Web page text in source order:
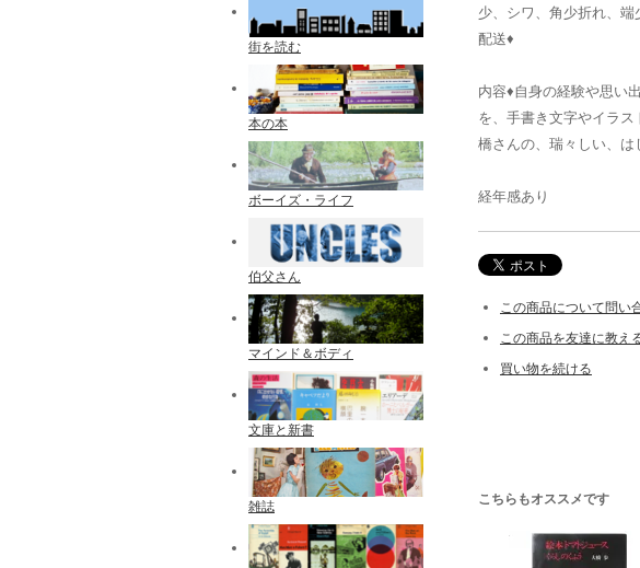
少、シワ、角少折れ、端
配送♦
内容♦自身の経験や思い
を、手書き文字やイラ
橋さんの、瑞々しい、は
経年感あり
この商品について問い
この商品を友達に教え
買い物を続ける
こちらもオススメです
街を読む
本の本
ボーイズ・ライフ
伯父さん
マインド＆ボディ
文庫と新書
雑誌